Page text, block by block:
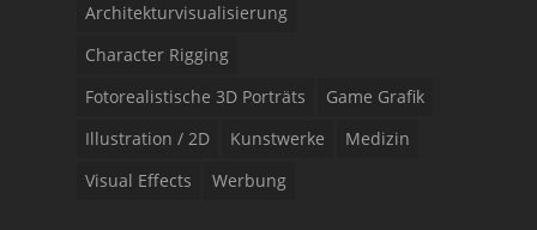
Architekturvisualisierung
Character Rigging
Fotorealistische 3D Porträts
Game Grafik
Illustration / 2D
Kunstwerke
Medizin
Visual Effects
Werbung